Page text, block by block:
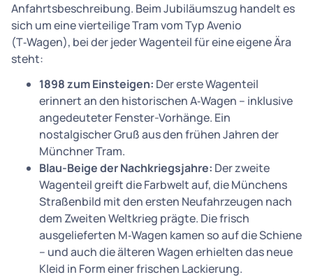
Anfahrtsbeschreibung. Beim Jubiläumszug handelt es
sich um eine vierteilige Tram vom Typ Avenio
(T‑Wagen), bei der jeder Wagenteil für eine eigene Ära
steht:
1898 zum Einsteigen: Der erste Wagenteil
erinnert an den historischen A‑Wagen – inklusive
angedeuteter Fenster-Vorhänge. Ein
nostalgischer Gruß aus den frühen Jahren der
Münchner Tram.
Blau-Beige der Nachkriegsjahre: Der zweite
Wagenteil greift die Farbwelt auf, die Münchens
Straßenbild mit den ersten Neufahrzeugen nach
dem Zweiten Weltkrieg prägte. Die frisch
ausgelieferten M‑Wagen kamen so auf die Schiene
– und auch die älteren Wagen erhielten das neue
Kleid in Form einer frischen Lackierung.